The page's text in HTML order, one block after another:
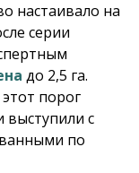
настаивало на
серии
до 2,5 га.
порог
выступили с
по